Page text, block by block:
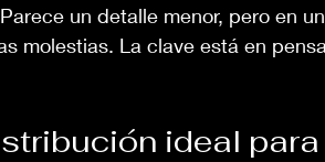
un detalle menor, pero en
molestias. La clave está en
ideal